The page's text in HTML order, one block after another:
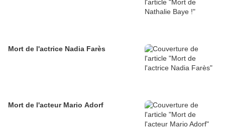
Mort de l'actrice Nadia Farès
Mort de l'acteur Mario Adorf